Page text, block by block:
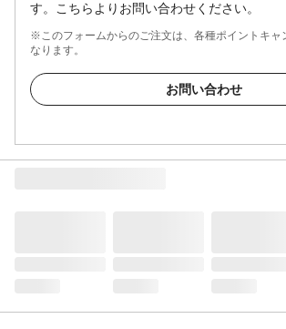
す。こちらよりお問い合わせください。
※このフォームからのご注文は、各種ポイントキャ
なります。
お問い合わせ